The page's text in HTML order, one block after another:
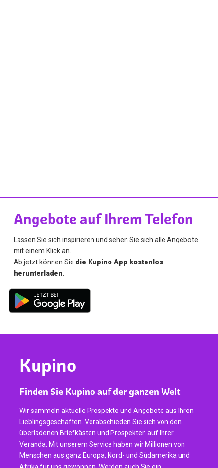
Angebote auf Ihrem Telefon
Lassen Sie sich inspirieren und sehen Sie sich alle Angebote
mit einem Klick an.
Ab jetzt können Sie die Kupino App kostenlos
herunterladen
Kupino
Finden Sie Kupino auf der ganzen Welt
Wir sammeln aktuelle Prospekte und Angebote aus Ihren
Lieblingsgeschäften. Verabschieden Sie sich von den
überladenen Briefkästen und Prospekten auf Ihrer
Veranda. Mit unserem Service haben wir Millionen von
Menschen aus ganz Europa, Nord- und Südamerika und
Afrika für uns gewonnen. Werden auch Sie ein